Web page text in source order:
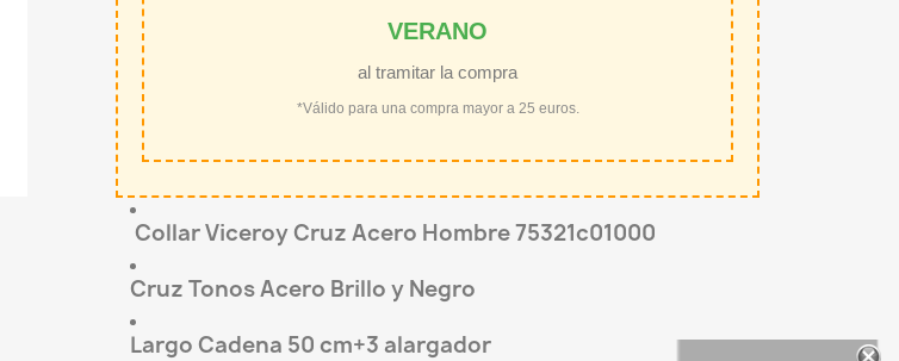
VERANO
al tramitar la compra
*Válido para una compra mayor a 25 euros.
Collar Viceroy Cruz Acero Hombre 75321c01000
Cruz Tonos Acero Brillo y Negro
Largo Cadena 50 cm+3 alargador